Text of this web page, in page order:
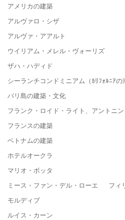
アメリカの建築
アルヴァロ・シザ
アルヴァ・アアルト
ウイリアム・メレル・ヴォーリズ
ザハ・ハディド
シーランチコンドミニアム（ｶﾘﾌｫﾙﾆｱの
バリ島の建築・文化
フランク・ロイド・ライト、アントニ
フランスの建築
ベトナムの建築
ホテルオークラ
マリオ・ボッタ
ミース・ファン・デル・ローエ フィ
モルディブ
ルイス・カーン